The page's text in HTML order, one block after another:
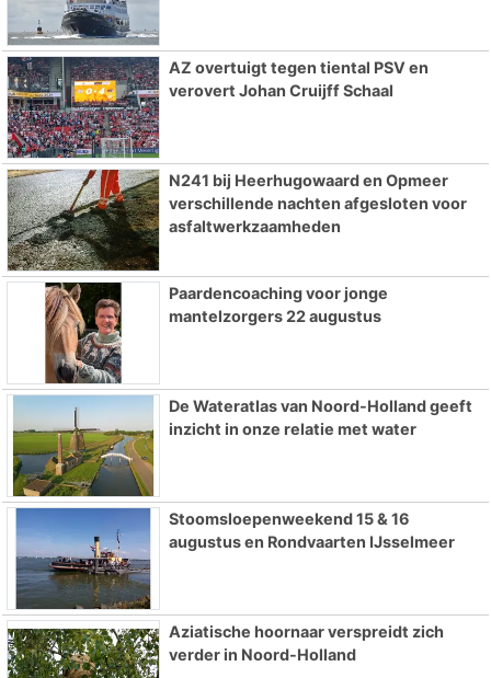
AZ overtuigt tegen tiental PSV en
verovert Johan Cruijff Schaal
N241 bij Heerhugowaard en Opmeer
verschillende nachten afgesloten voor
asfaltwerkzaamheden
Paardencoaching voor jonge
mantelzorgers 22 augustus
De Wateratlas van Noord-Holland geeft
inzicht in onze relatie met water
Stoomsloepenweekend 15 & 16
augustus en Rondvaarten IJsselmeer
Aziatische hoornaar verspreidt zich
verder in Noord-Holland